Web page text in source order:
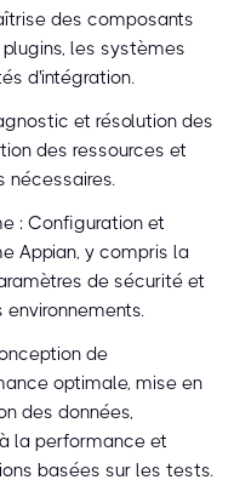
des composants
les systèmes
d'intégration.
et résolution des
des ressources et
nécessaires.
: Configuration et
Appian, y compris la
de sécurité et
de
optimale, mise en
des données,
la performance et
basées sur les tests.